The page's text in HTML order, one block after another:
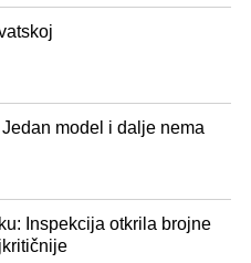
model i dalje nema
Inspekcija otkrila brojne